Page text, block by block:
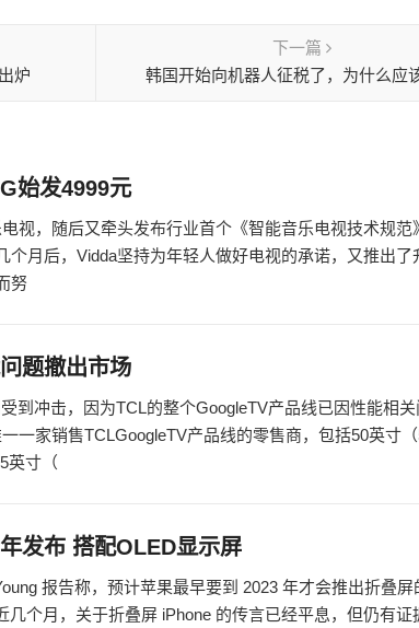
炉
下一篇
韩国开始向机器人征税了，为什么应
始发4999元
视，随后又牵头发布行业首个《智能音乐电视技术规范
个月后，Vidda坚持为年轻人做好电视的承诺，又推出了
努
题撤出市场
到冲击，因为TCL的整个GoogleTV产品线已因性能相
一家销售TCLGoogleTV产品线的零售商，包括50英寸（
英寸（
发布 搭配OLED显示屏
报告称，预计苹果最早要到 2023 年才会推出折叠屏
个月，关于折叠屏 iPhone 的传言已经平息，但仍有证